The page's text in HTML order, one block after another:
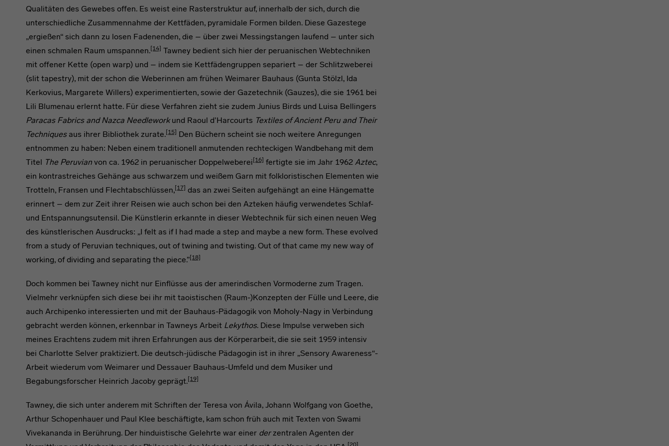
Qualitäten des Gewebes offen. Es weist eine Rasterstruktur auf, innerhalb der sich, durch die
unterschiedliche Zusammennahme der Kettfäden, pyramidale Formen bilden. Diese Gazestege
„ergießen“ sich dann zu losen Fadenenden, die – über zwei Messingstangen laufend – unter sich
einen schmalen Raum umspannen.[14] Tawney bedient sich hier der peruanischen Webtechniken
mit offener Kette (open warp) und – indem sie Kettfädengruppen separiert – der Schlitzweberei
(slit tapestry), mit der schon die Weberinnen am frühen Weimarer Bauhaus (Gunta Stölzl, Ida
Kerkovius, Margarete Willers) experimentierten, sowie der Gazetechnik (Gauzes), die sie 1961 bei
Lili Blumenau erlernt hatte. Für diese Verfahren zieht sie zudem Junius Birds und Luisa Bellingers
Paracas Fabrics and Nazca Needleworkund Raoul d’Harcourts Textiles of Ancient Peru and Their
Techniquesaus ihrer Bibliothek zurate.[15] Den Büchern scheint sie noch weitere Anregungen
entnommen zu haben: Neben einem traditionell anmutenden rechteckigen Wandbehang mit dem
Titel The Peruvian von ca. 1962 in peruanischer Doppelweberei [16] fertigte sie im Jahr 1962 Aztec,
ein kontrastreiches Gehänge aus schwarzem und weißem Garn mit folkloristischen Elementen wie
Trotteln, Fransen und Flechtabschlüssen,[17] das an zwei Seiten aufgehängt an eine Hängematte
erinnert – dem zur Zeit ihrer Reisen wie auch schon bei den Azteken häufig verwendetes Schlaf-
und Entspannungsutensil. Die Künstlerin erkannte in dieser Webtechnik für sich einen neuen Weg
des künstlerischen Ausdrucks: „I felt as if I had made a step and maybe a new form. These evolved
from a study of Peruvian techniques, out of twining and twisting. Out of that came my new way of
working, of dividing and separating the piece.”[18]
Doch kommen bei Tawney nicht nur Einflüsse aus der amerindischen Vormoderne zum Tragen.
Vielmehr verknüpfen sich diese bei ihr mit taoistischen (Raum-)Konzepten der Fülle und Leere, die
auch Archipenko interessierten und mit der Bauhaus-Pädagogik von Moholy-Nagy in Verbindung
gebracht werden können, erkennbar in Tawneys Arbeit Lekythos. Diese Impulse verweben sich
meines Erachtens zudem mit ihren Erfahrungen aus der Körperarbeit, die sie seit 1959 intensiv
bei Charlotte Selver praktiziert. Die deutsch-jüdische Pädagogin ist in ihrer „Sensory Awareness“-
Arbeit wiederum vom Weimarer und Dessauer Bauhaus-Umfeld und dem Musiker und
Begabungsforscher Heinrich Jacoby geprägt.[19]
Tawney, die sich unter anderem mit Schriften der Teresa von Ávila, Johann Wolfgang von Goethe,
Arthur Schopenhauer und Paul Klee beschäftigte, kam schon früh auch mit Texten von Swami
Vivekananda in Berührung. Der hinduistische Gelehrte war einer derzentralen Agenten der
[20]